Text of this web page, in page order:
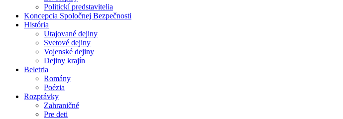
Politickí predstavitelia
Koncepcia Spoločnej Bezpečnosti
História
Utajované dejiny
Svetové dejiny
Vojenské dejiny
Dejiny krajín
Beletria
Romány
Poézia
Rozprávky
Zahraničné
Pre deti